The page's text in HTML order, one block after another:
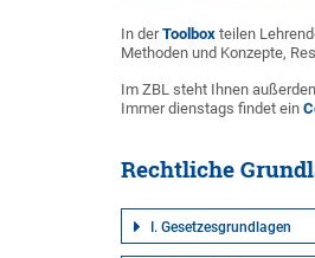
In derToolbox teilen
Methoden und Konzepte,
Im ZBL steht Ihnen
Immer dienstags findet ein
Rechtliche
I. Gesetzesgrundlagen